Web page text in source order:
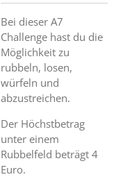
Bei dieser A7
Challenge hast du die
Möglichkeit zu
rubbeln, losen,
würfeln und
abzustreichen.
Der Höchstbetrag
unter einem
Rubbelfeld beträgt 4
Euro.